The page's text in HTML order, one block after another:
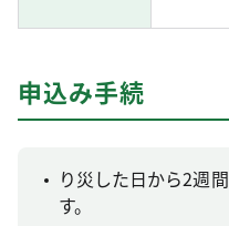
申込み手続
り災した日から2週
す。